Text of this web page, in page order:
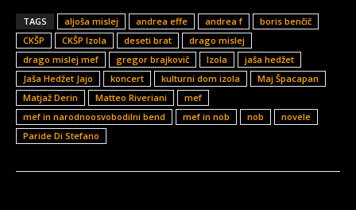
TAGS aljoša mislej andrea effe andrea f
boris benčič
CKŠP
CKŠP Izola deseti brat
drago mislej
drago mislej mef
gregor brajkovič Izola
jaša hedžet
Jaša Hedžet Jajo
koncert kulturni dom izola
Maj Špacapan
Matjaž Derin
Matteo Riveriani
mef
mef in narodnoosvobodilni bend
mef in nob nob
novele
Paride Di Stefano